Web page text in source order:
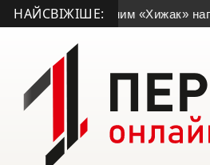
НАЙСВІЖІШЕ:
з позивним «Хижак»